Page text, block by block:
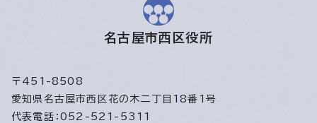
名古屋市西区役所
〒451-8508
愛知県名古屋市西区花の木二丁目18番1号
代表電話：052-521-5311